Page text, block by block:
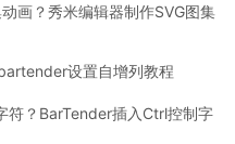
画？秀米编辑器制作SVG图集
设置自增列教程
符？BarTender插入Ctrl控制字